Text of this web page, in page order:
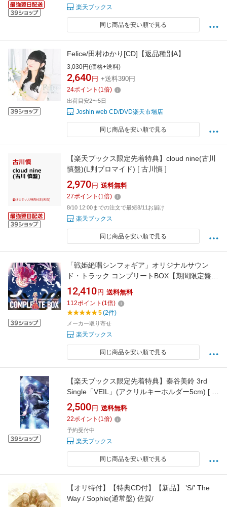
楽天ブックス
同じ商品を安い順で見る
Felice/田村ゆかり[CD]【返品種別A】
3,030円(価格+送料)
2,640 円 +送料390円
24ポイント (1倍)
出荷目安2〜5日
Joshin web CD/DVD楽天市場店
同じ商品を安い順で見る
【楽天ブックス限定先着特典】cloud nine(古川
慎盤)(L判ブロマイド) [ 古川慎 ]
2,970 円 送料無料
27ポイント (1倍)
8/10 12:00までの注文で最短8/11お届け
楽天ブックス
同じ商品を安い順で見る
「戦姫絶唱シンフォギア」オリジナルサウン
ド・トラック コンプリートBOX【期間限定盤】
[ (アニメーション) ]
12,410 円 送料無料
112ポイント (1倍)
5(2件)
メーカー取り寄せ
楽天ブックス
同じ商品を安い順で見る
【楽天ブックス限定先着特典】秦谷美鈴 3rd
Single「VEIL」(アクリルキーホルダー5cm) [ 初
星学園 ]
2,500 円 送料無料
22ポイント (1倍)
予約受付中
楽天ブックス
同じ商品を安い順で見る
【オリ特付】【特典CD付】【新品】 ’S/’ The
Way / Sophie(通常盤) 佐賀/